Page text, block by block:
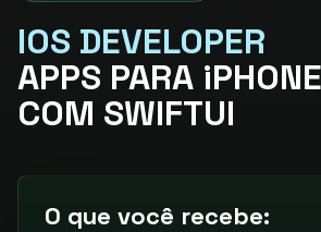
IOS DEVELOPER
APPS PARA
COM SWIFTUI
O que você recebe: